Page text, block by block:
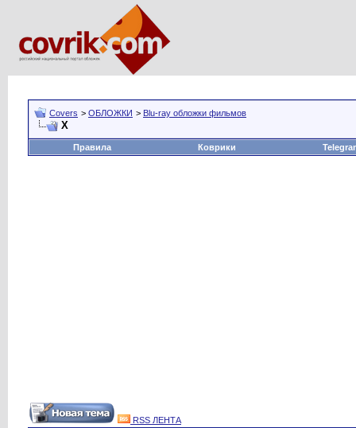
Covers > ОБЛОЖКИ > Blu-ray обложки фильмов
X
Правила Коврики
RSS ЛЕНТА